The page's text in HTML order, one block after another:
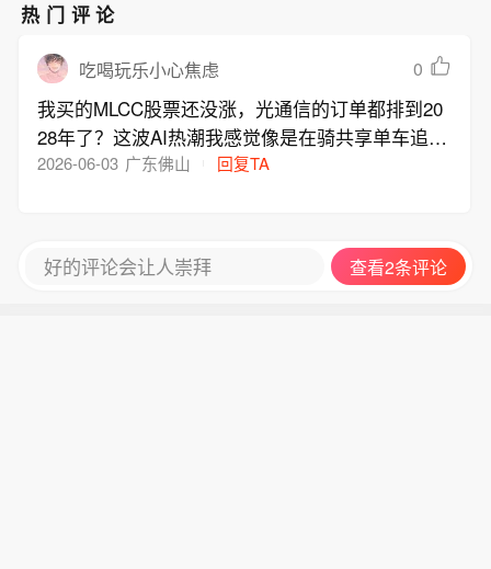
热门评论
吃喝玩乐小心焦虑 0
我买的MLCC股票还没涨，光通信的订单都排到20
28年了？这波AI热潮我感觉像是在骑共享单车追高
铁
2026-06-03 广东佛山 回复TA
好的评论会让人崇拜 查看2条评论